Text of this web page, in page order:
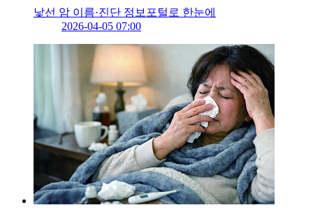
낯선 암 이름·진단 정보포털로 한눈에
2026-04-05 07:00